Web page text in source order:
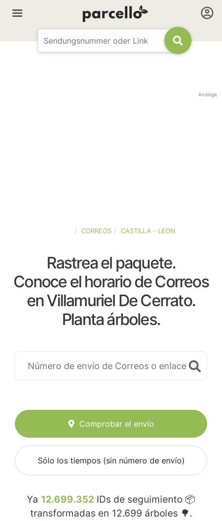
Anzeige
CORREOS CASTILLA - LEON
Rastrea el paquete.
Conoce el horario de Correos
en Villamuriel De Cerrato.
Planta árboles.
Comprobar el envío
Sólo los tiempos (sin número de envío)
Ya 12.699.352 IDs de seguimiento 📦
transformadas en 12.699 árboles 🌳.